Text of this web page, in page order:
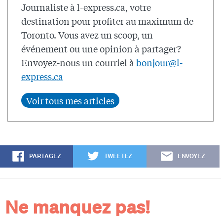
Journaliste à l-express.ca, votre
destination pour profiter au maximum de
Toronto. Vous avez un scoop, un
événement ou une opinion à partager?
Envoyez-nous un courriel àbonjour@l-
express.ca
PARTAGEZ TWEETEZ ENVOYEZ
Ne manquez pas!